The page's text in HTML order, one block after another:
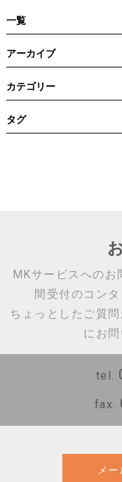
一覧
アーカイブ
カテゴリー
タグ
MKサービスへのお
間受付のコン
ちょっとしたご質
にお問
tel.
fax.
メ